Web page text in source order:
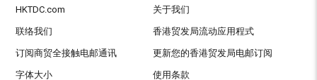
HKTDC.com 关于我们
联络我们 香港贸发局流动应用程式
订阅商贸全接触电邮通讯 更新您的香港贸发局电邮订阅
字体大小 使用条款